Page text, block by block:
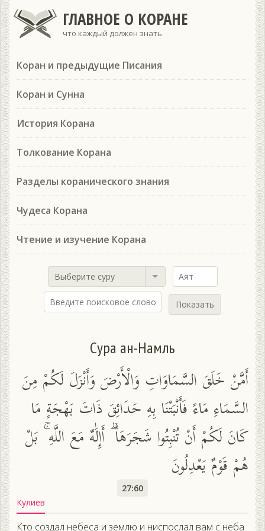
ГЛАВНОЕ О КОРАНЕ
что каждый должен знать
Коран и предыдущие Писания
Коран и Сунна
История Корана
Толкование Корана
Разделы коранического знания
Чудеса Корана
Чтение и изучение Корана
Выберите суру
Показать
Сура ан-Намль
أَمَّنْ خَلَقَ السَّمَاوَاتِ وَالْأَرْضَ وَأَنْزَلَ لَكُمْ مِنَ
السَّمَاءِ مَاءً فَأَنْبَتْنَا بِهِ حَدَائِقَ ذَاتَ بَهْجَةٍ مَا
كَانَ لَكُمْ أَنْ تُنْبِتُوا شَجَرَهَا ۗ أَإِلَٰهٌ مَعَ اللَّهِ ۚ بَلْ
هُمْ قَوْمٌ يَعْدِلُونَ
27:60
Кулиев
Кто создал небеса и землю и ниспослал вам с неба